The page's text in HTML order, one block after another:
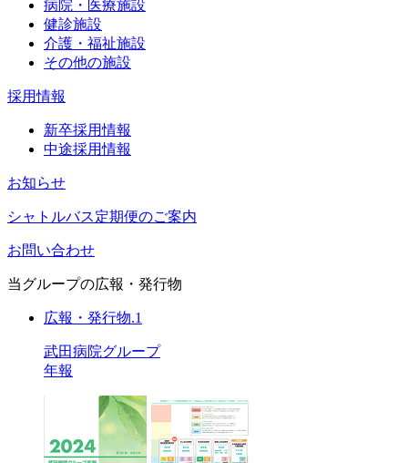
病院・医療施設
健診施設
介護・福祉施設
その他の施設
採用情報
新卒採用情報
中途採用情報
お知らせ
シャトルバス定期便のご案内
お問い合わせ
当グループの広報・発行物
広報・発行物.1
武田病院グループ
年報